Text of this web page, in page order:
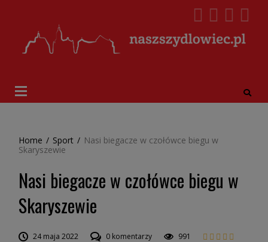
Home / Sport / Nasi biegacze w czołówce biegu w
Skaryszewie
Nasi biegacze w czołówce biegu w
Skaryszewie
24 maja 2022 0 komentarzy
991